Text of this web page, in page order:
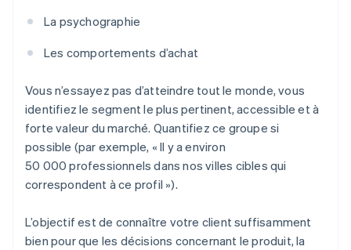
La psychographie
Les comportements d’achat
Vous n’essayez pas d’atteindre tout le monde, vous
identifiez le segment le plus pertinent, accessible et à
forte valeur du marché. Quantifiez ce groupe si
possible (par exemple, « Il y a environ
50 000 professionnels dans nos villes cibles qui
correspondent à ce profil »).
L’objectif est de connaître votre client suffisamment
bien pour que les décisions concernant le produit, la